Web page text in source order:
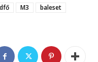
M3 baleset